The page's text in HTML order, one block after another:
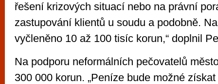
řešení krizových situací nebo na právní
zastupování klientů u soudu a podobně.
vyčleněno 10 až 100 tisíc korun,“ doplnil
Na podporu neformálních pečovatelů
300 000 korun. „Peníze bude možné